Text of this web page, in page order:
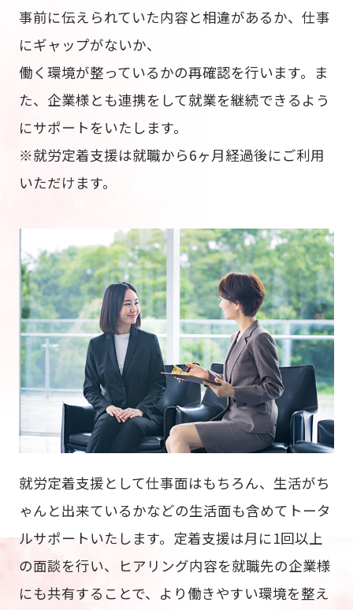
事前に伝えられていた内容と相違があるか、仕事
にギャップがないか、
働く環境が整っているかの再確認を行います。ま
た、企業様とも連携をして就業を継続できるよう
にサポートをいたします。
※就労定着支援は就職から6ヶ月経過後にご利用
いただけます。
就労定着支援として仕事面はもちろん、生活がち
ゃんと出来ているかなどの生活面も含めてトータ
ルサポートいたします。定着支援は月に1回以上
の面談を行い、ヒアリング内容を就職先の企業様
にも共有することで、より働きやすい環境を整え